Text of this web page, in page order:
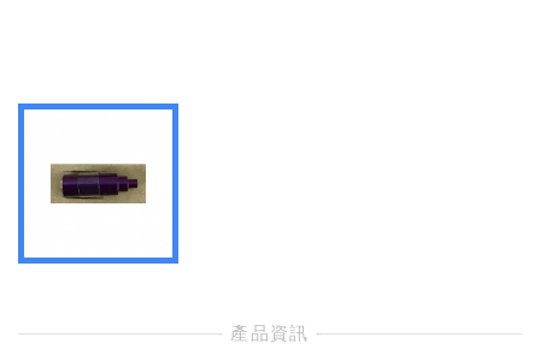
- 產品資訊 -